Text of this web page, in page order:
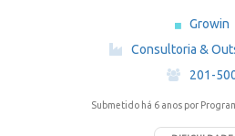
Growin
·
Consultoria &
·
201-
Submetido há 6 anos por